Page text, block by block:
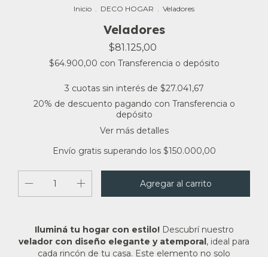
Inicio . DECO HOGAR . Veladores
Veladores
$81.125,00
$64.900,00 con Transferencia o depósito
3 cuotas sin interés de $27.041,67
20% de descuento pagando con Transferencia o
depósito
Ver más detalles
Envío gratis superando los $150.000,00
Iluminá tu hogar con estilo!Descubrí nuestro
velador con diseño elegante y atemporal , ideal para
cada rincón de tu casa. Este elemento no solo